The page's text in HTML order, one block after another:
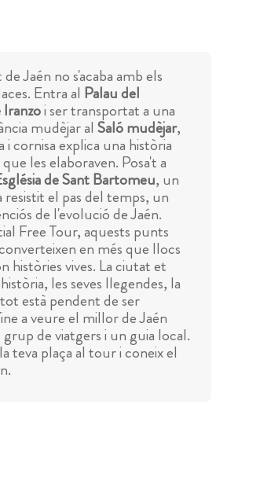
Jaén no s'acaba amb els
Entra al Palau del
i ser transportat a una
mudèjar alSaló mudèjar,
i cornisa explica una història
les elaboraven. Posa't a
de Sant Bartomeu, un
resistit el pas del temps, un
de l'evolució de Jaén.
Free Tour, aquests punts
en més que llocs
històries vives. La ciutat et
les seves llegendes, la
està pendent de ser
a veure el millor de Jaén
de viatgers i un guia local.
teva plaça al tour i coneix el